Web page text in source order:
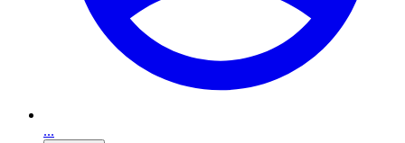
...